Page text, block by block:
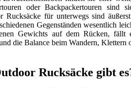
oder Backpackertouren sind
Rucksäcke für unterwegs sind
Gegenständen wesentlich
Gewichts auf dem Rücken, fällt
die Balance beim Wandern, Klettern
Rucksäcke gibt